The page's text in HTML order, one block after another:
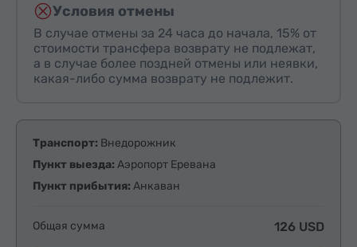
Условия отмены
В случае отмены за 24 часа до начала, 15% от
стоимости трансфера возврату не подлежат,
а в случае более поздней отмены или неявки,
какая-либо сумма возврату не подлежит.
Транспорт: Внедорожник
Пункт выезда: Аэропорт Еревана
Пункт прибытия: Анкаван
Общая сумма 126 USD